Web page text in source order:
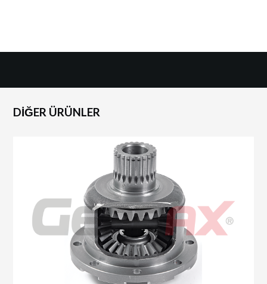
DİĞER ÜRÜNLER